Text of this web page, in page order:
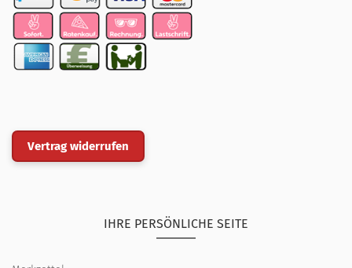
Vertrag widerrufen
IHRE PERSÖNLICHE SEITE